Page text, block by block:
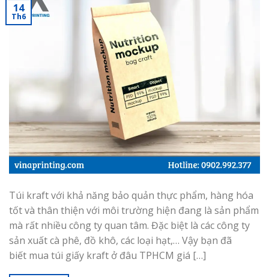
14
Th6
Túi kraft với khả năng bảo quản thực phẩm, hàng hóa
tốt và thân thiện với môi trường hiện đang là sản phẩm
mà rất nhiều công ty quan tâm. Đặc biệt là các công ty
sản xuất cà phê, đồ khô, các loại hạt,… Vậy bạn đã
biết mua túi giấy kraft ở đâu TPHCM giá […]